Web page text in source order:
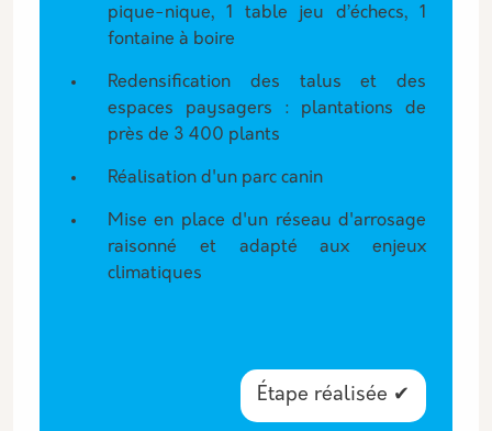
pique-nique, 1 table jeu d’échecs, 1
fontaine à boire
Redensification des talus et des
espaces paysagers : plantations de
près de 3 400 plants
Réalisation d'un parc canin
Mise en place d'un réseau d'arrosage
raisonné et adapté aux enjeux
climatiques
Étape réalisée ✔